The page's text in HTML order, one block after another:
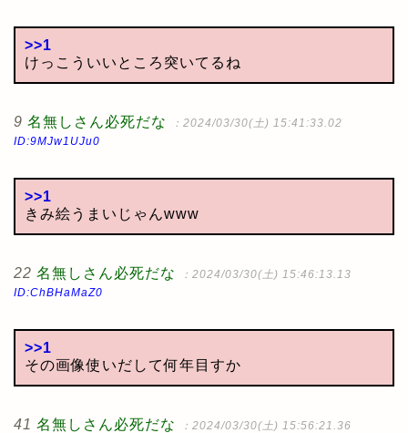
>>1
けっこういいところ突いてるね
9 名無しさん必死だな
：2024/03/30(土) 15:41:33.02
ID:9MJw1UJu0
>>1
きみ絵うまいじゃんwww
22 名無しさん必死だな
：2024/03/30(土) 15:46:13.13
ID:ChBHaMaZ0
>>1
その画像使いだして何年目すか
41 名無しさん必死だな
：2024/03/30(土) 15:56:21.36